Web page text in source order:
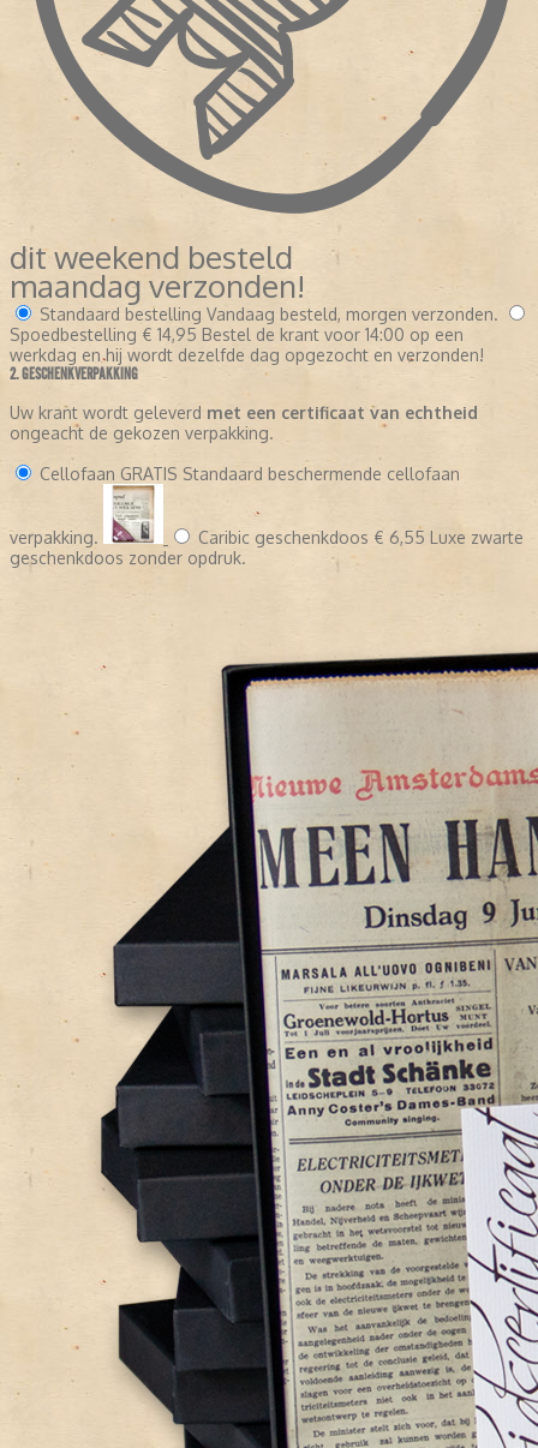
dit weekend besteld
maandag verzonden!
Standaard bestelling Vandaag besteld, morgen verzonden.
Spoedbestelling € 14,95 Bestel de krant voor 14:00 op een
werkdag en hij wordt dezelfde dag opgezocht en verzonden!
2. GESCHENKVERPAKKING
Uw krant wordt geleverd met een certificaat van echtheid
ongeacht de gekozen verpakking.
Cellofaan GRATIS Standaard beschermende cellofaan
verpakking. Caribic geschenkdoos € 6,55 Luxe zwarte
geschenkdoos zonder opdruk.